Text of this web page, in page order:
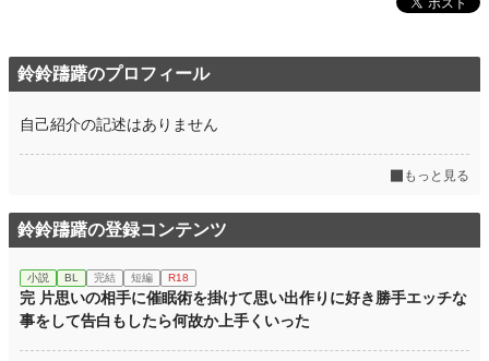
鈴鈴躊躇のプロフィール
自己紹介の記述はありません
もっと見る
鈴鈴躊躇の登録コンテンツ
小説 BL 完結 短編 R18
完 片思いの相手に催眠術を掛けて思い出作りに好き勝手エッチな
事をして告白もしたら何故か上手くいった